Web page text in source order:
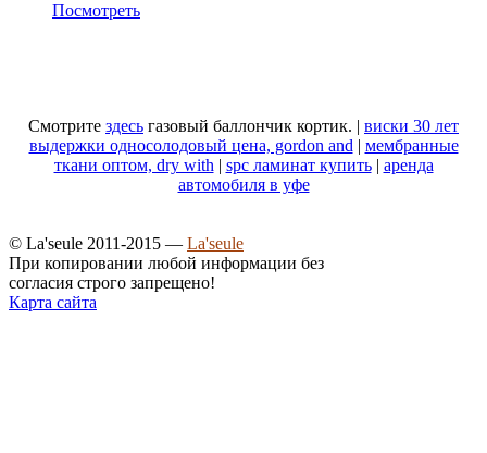
Посмотреть
Смотрите здесь газовый баллончик кортик. | виски 30 лет
выдержки односолодовый цена, gordon and | мембранные
ткани оптом, dry with | spc ламинат купить| аренда
автомобиля в уфе
© La'seule 2011-2015 — La'seule
При копировании любой информации без
согласия строго запрещено!
Карта сайта